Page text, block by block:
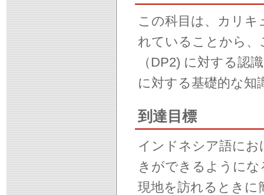
この科目は、カリキ
れていることから、
（DP2) に対する認
に対する基礎的な知
到達目標
インドネシア語にお
きができるように
現地を訪れるときに